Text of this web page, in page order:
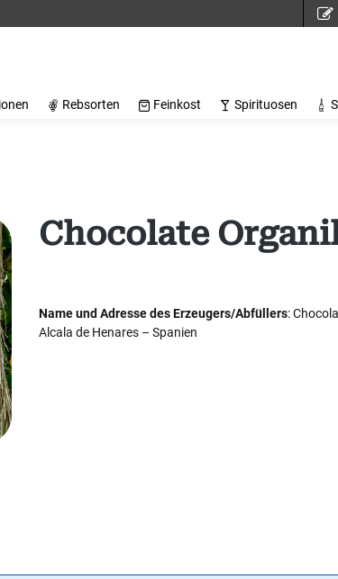
Rebsorten Feinkost Spirituosen
Chocolate
Name und Adresse des Erzeugers/Abfüllers:
Alcala de Henares – Spanien